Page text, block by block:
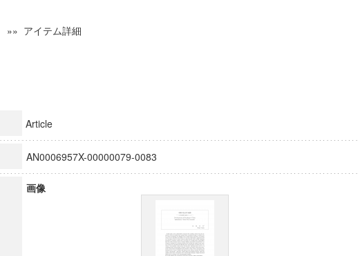
»» アイテム詳細
Article
AN0006957X-00000079-0083
画像